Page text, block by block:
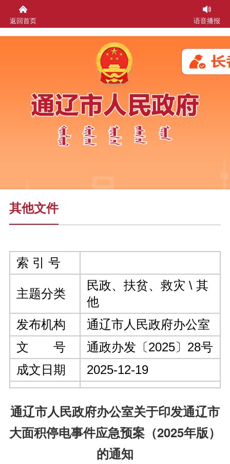
返回首页 语音播报
其他文件
索 引 号
主题分类
民政、扶贫、救灾 \ 其
他
发布机构
通辽市人民政府办公室
文 号
通政办发〔2025〕28号
成文日期
2025-12-19
通辽市人民政府办公室关于印发通辽市
大面积停电事件应急预案（2025年版）
的通知